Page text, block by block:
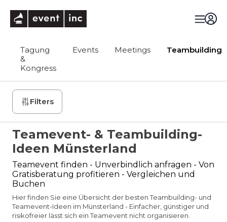
Tagung
&
Kongress
Events Meetings Teambuilding
Filters
Teamevent- & Teambuilding-
Ideen Münsterland
Teamevent finden - Unverbindlich anfragen - Von
Gratisberatung profitieren - Vergleichen und
Buchen
Hier finden Sie eine Übersicht der besten Teambuilding- und
Teamevent-Ideen im Münsterland - Einfacher, günstiger und
risikofreier lässt sich ein Teamevent nicht organisieren.